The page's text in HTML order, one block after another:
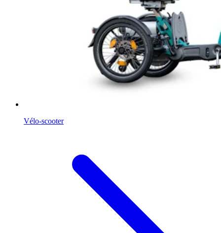
Vélo-scooter